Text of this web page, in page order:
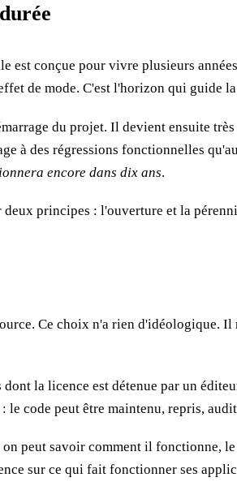
est conçue pour vivre plusieurs
de mode. C'est l'horizon qui guide
du projet. Il devient ensuite
à des régressions fonctionnelles
encore dans dix ans.
principes : l'ouverture et la
Ce choix n'a rien d'idéologique.
la licence est détenue par un
code peut être maintenu, repris,
peut savoir comment il fonctionne,
sur ce qui fait fonctionner ses